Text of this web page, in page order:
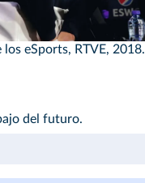
los eSports, RTVE, 2018.
del futuro.